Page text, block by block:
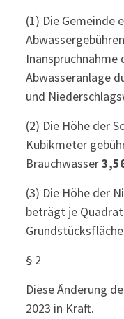
(1) Die Gemeinde
Inanspruchnahme
Abwasseranlage
und
(2) Die Höhe der
Kubikmeter
Brauchwasser
(3) Die Höhe der
beträgt je
Grundstücksfläche
§ 2
Diese Änderung
2023 in Kraft.